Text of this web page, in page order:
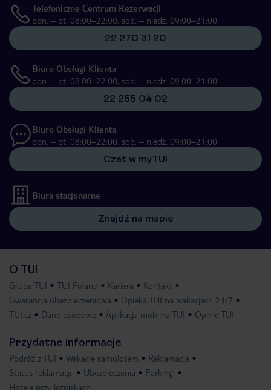
Telefoniczne Centrum Rezerwacji
pon. – pt. 08:00–22:00, sob. – niedz. 09:00–21:00
22 270 31 20
Biuro Obsługi Klienta
pon. – pt. 08:00–22:00, sob. – niedz. 09:00–21:00
22 255 04 02
Biuro Obsługi Klienta
pon. – pt. 08:00–22:00, sob. – niedz. 09:00–21:00
Czat w myTUI
Biura stacjonarne
Znajdź na mapie
O TUI
Grupa TUI TUI Poland Kariera
Kontakt
Gwarancja ubezpieczeniowa
Opieka TUI na wakacjach 24/7
TUI.cz
Dane osobowe Aplikacja mobilna TUI Opinie TUI
Przydatne informacje
Podróż z TUI Wakacje samolotem
Reklamacje
Status reklamacji
Ubezpieczenia
Parkingi
Hotele przy lotniskach